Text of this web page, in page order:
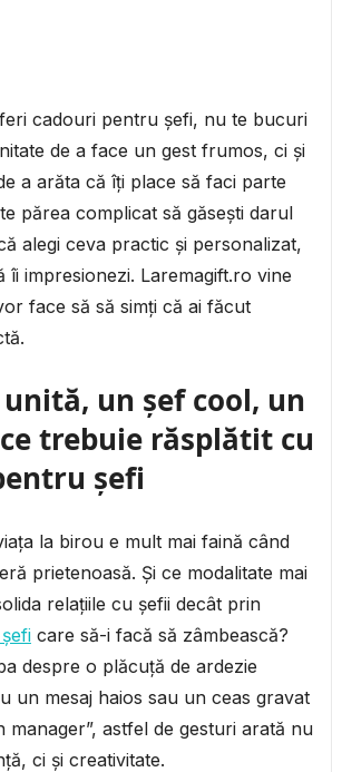
cadouri pentru șefi, nu te bucuri
de a face un gest frumos, ci și
a arăta că îți place să faci parte
părea complicat să găsești darul
alegi ceva practic și personalizat,
îi impresionezi. Laremagift.ro vine
face să să simți că ai făcut
un șef cool, un
trebuie răsplătit cu
șefi
la birou e mult mai faină când
prietenoasă. Și ce modalitate mai
relațiile cu șefii decât prin
care să-i facă să zâmbească?
despre o plăcuță de ardezie
un mesaj haios sau un ceas gravat
manager”, astfel de gesturi arată nu
ci și creativitate.